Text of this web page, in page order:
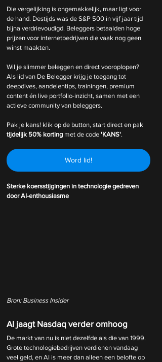
Die vergelijking is ongemakkelijk, maar ligt voor
de hand. Destijds was de S&P 500 in vijf jaar tijd
bijna verdrievoudigd. Beleggers betaalden hoge
prijzen voor internetbedrijven die vaak nog geen
winst maakten.
Wil je slimmer beleggen en direct vooroplopen?
Als lid van De Belegger krijg je toegang tot
deepdives, aandelentips, trainingen, premium
content én live portfolio-inzicht, samen met een
actieve community van beleggers.
Pak je kans! klik op de button, start direct en pak
tijdelijk 50% korting met de code 'KANS'.
Word lid!
Sterke koersstijgingen in technologie gedreven
door AI-enthousiasme
Bron: Business Insider
AI jaagt Nasdaq verder omhoog
De markt van nu is niet dezelfde als die van 1999.
Grote technologiebedrijven verdienen vandaag
veel geld, en AI is meer dan alleen een belofte op